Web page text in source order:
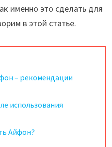
именно это сделать для
в этой статье.
– рекомендации
использования
Айфон?